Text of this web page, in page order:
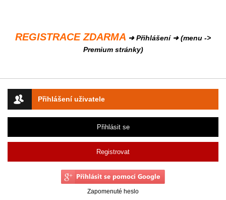
Přihlášení uživatele
Přihlásit se
Registrovat
Zapomenuté heslo
REGISTRACE ZDARMA ➜ Přihlášení ➜ (menu ->
Premium stránky)